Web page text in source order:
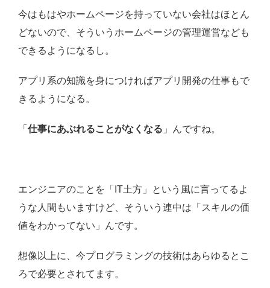
今はもはやホームページを持っていない会社はほとん
どないので、そういうホームページの管理運営なども
できるようになるし。
アプリ系の知識を身につければアプリ開発の仕事もで
きるようになる。
「 仕事にあぶれることがなくなる 」んですね。
エンジニアのことを「IT土方」という風に言ってるよ
うな人間もいますけど、そういう連中は「スキルの価
値をわかってない」んです。
想像以上に、今プログラミングの技術はあらゆるとこ
ろで必要とされてます。